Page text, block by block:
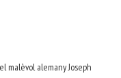
malèvol alemany Joseph